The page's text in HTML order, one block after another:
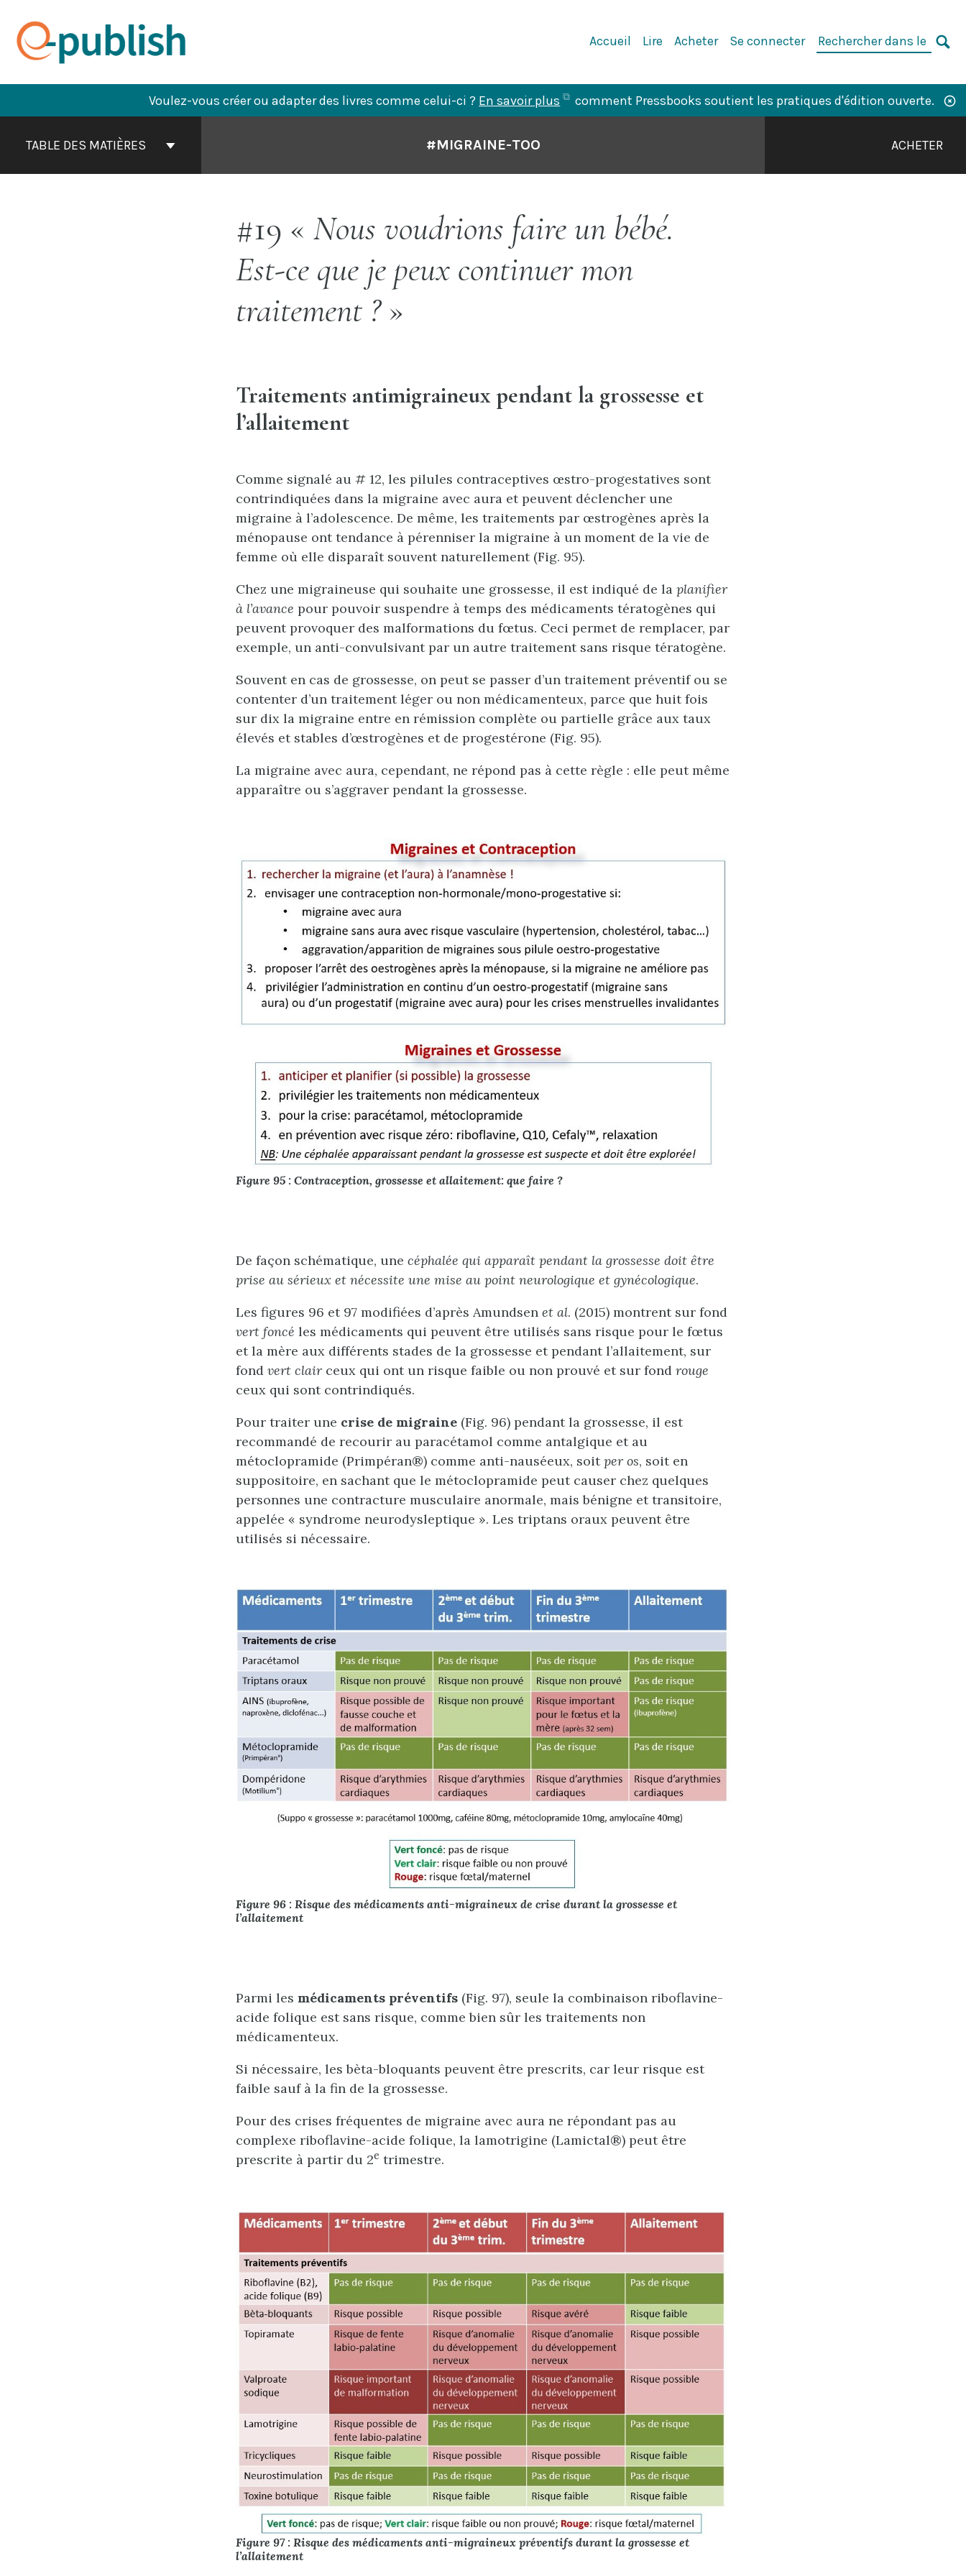
contenu
Navigation
Accueil Lire Acheter Se connecter
Rechercher
livre
:
Voulez-vous créer ou adapter des livres comme celui-ci ? En savoir plus
(ouvre
dans
onglet)
comment Pressbooks soutient les pratiques d'édition ouverte.
TABLE DES MATIÈRES #MIGRAINE-TOO ACHETER
#19 « Nous voudrions faire un bébé.
Est-ce que je peux continuer mon
traitement ?»
Traitements antimigraineux pendant la grossesse et
l’allaitement
Comme signalé au # 12, les pilules contraceptives œstro-progestatives sont
contrindiquées dans la migraine avec aura et peuvent déclencher une
migraine à l’adolescence. De même, les traitements par œstrogènes après la
ménopause ont tendance à pérenniser la migraine à un moment de la vie de
femme où elle disparaît souvent naturellement (Fig. 95).
Chez une migraineuse qui souhaite une grossesse, il est indiqué de la planifier
à l’avance pour pouvoir suspendre à temps des médicaments tératogènes qui
peuvent provoquer des malformations du fœtus. Ceci permet de remplacer, par
exemple, un anti-convulsivant par un autre traitement sans risque tératogène.
Souvent en cas de grossesse, on peut se passer d’un traitement préventif ou se
contenter d’un traitement léger ou non médicamenteux, parce que huit fois
sur dix la migraine entre en rémission complète ou partielle grâce aux taux
élevés et stables d’œstrogènes et de progestérone (Fig. 95).
La migraine avec aura, cependant, ne répond pas à cette règle : elle peut même
apparaître ou s’aggraver pendant la grossesse.
Figure 95 : Contraception, grossesse et allaitement: que faire ?​
De façon schématique, une céphalée qui apparaît pendant la grossesse doit être
prise au sérieux et nécessite une mise au point neurologique et gynécologique.
Les figures 96 et 97 modifiées d’après Amundsen et al. (2015) montrent sur fond
vert foncé les médicaments qui peuvent être utilisés sans risque pour le fœtus
et la mère aux différents stades de la grossesse et pendant l’allaitement, sur
fond vert clair ceux qui ont un risque faible ou non prouvé et sur fond rouge
ceux qui sont contrindiqués.
Pour traiter une crise de migraine (Fig. 96) pendant la grossesse, il est
recommandé de recourir au paracétamol comme antalgique et au
métoclopramide (Primpéran®) comme anti-nauséeux, soitper os, soit en
suppositoire, en sachant que le métoclopramide peut causer chez quelques
personnes une contracture musculaire anormale, mais bénigne et transitoire,
appelée « syndrome neurodysleptique ». Les triptans oraux peuvent être
utilisés si nécessaire.
Figure 96 : Risque des médicaments anti-migraineux de crise ​durant la grossesse et
l’allaitement​
Parmi les médicaments préventifs (Fig. 97), seule la combinaison riboflavine-
acide folique est sans risque, comme bien sûr les traitements non
médicamenteux.
Si nécessaire, les bèta-bloquants peuvent être prescrits, car leur risque est
faible sauf à la fin de la grossesse.
Pour des crises fréquentes de migraine avec aura ne répondant pas au
complexe riboflavine-acide folique, la lamotrigine (Lamictal®) peut être
prescrite à partir du 2e trimestre.
Figure 97 : Risque des médicaments anti-migraineux préventifs​ durant la grossesse et
l’allaitement​